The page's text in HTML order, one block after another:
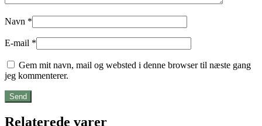
Navn *
E-mail *
Gem mit navn, mail og websted i denne browser til næste gang
jeg kommenterer.
Relaterede varer